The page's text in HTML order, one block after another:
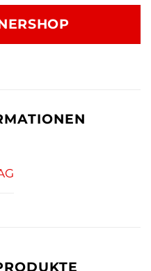
€.